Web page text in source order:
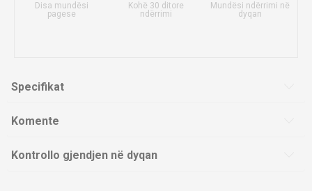
Disa mundësi
pagese
Kohë 30 ditore
ndërrimi
Mundësi ndërrimi në
dyqan
Specifikat
Komente
Kontrollo gjendjen në dyqan